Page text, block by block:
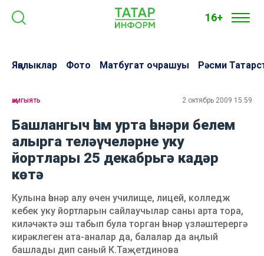
16+
Яңалыклар Фото Матбугат очрашуы Рәсми
җәмгыять 2 октябрь 2009 15:59
Башлангыч һәм урта һөнәри белем
алырга теләүчеләрне уку
йортлары 25 декабрьгә кадәр
көтә
Кулына һөнәр алу өчен училище, лицей, колледж
кебек уку йортларын сайлаучылар саны арта тора,
киләчәктә эш табып була торган һөнәр үзләштерергә
кирәклеген ата-аналар да, балалар да аңлый
башлады дип саный К.Таҗетдинова